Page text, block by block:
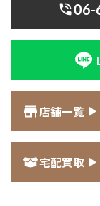
06-
店舗一覧
宅配買取